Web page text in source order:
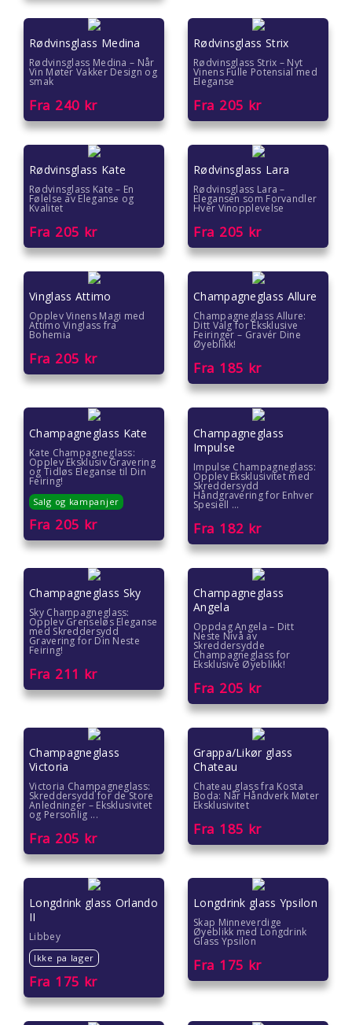
Rødvinsglass Medina
Rødvinsglass Medina – Når
Vin Møter Vakker Design og
smak
Fra 240 kr
Rødvinsglass Strix
Rødvinsglass Strix – Nyt
Vinens Fulle Potensial med
Eleganse
Fra 205 kr
Rødvinsglass Kate
Rødvinsglass Kate – En
Følelse av Eleganse og
Kvalitet
Fra 205 kr
Rødvinsglass Lara
Rødvinsglass Lara –
Elegansen som Forvandler
Hver Vinopplevelse
Fra 205 kr
Vinglass Attimo
Opplev Vinens Magi med
Attimo Vinglass fra
Bohemia
Fra 205 kr
Champagneglass Allure
Champagneglass Allure:
Ditt Valg for Eksklusive
Feiringer – Gravér Dine
Øyeblikk!
Fra 185 kr
Champagneglass Kate
Kate Champagneglass:
Opplev Eksklusiv Gravering
og Tidløs Eleganse til Din
Feiring!
Salg og kampanjer
Fra 205 kr
Champagneglass
Impulse
Impulse Champagneglass:
Opplev Eksklusivitet med
Skreddersydd
Håndgravering for Enhver
Spesiell ...
Fra 182 kr
Champagneglass Sky
Sky Champagneglass:
Opplev Grenseløs Eleganse
med Skreddersydd
Gravering for Din Neste
Feiring!
Fra 211 kr
Champagneglass
Angela
Oppdag Angela – Ditt
Neste Nivå av
Skreddersydde
Champagneglass for
Eksklusive Øyeblikk!
Fra 205 kr
Champagneglass
Victoria
Victoria Champagneglass:
Skreddersydd for de Store
Anledninger – Eksklusivitet
og Personlig ...
Fra 205 kr
Grappa/Likør glass
Chateau
Chateau glass fra Kosta
Boda: Når Håndverk Møter
Eksklusivitet
Fra 185 kr
Longdrink glass Orlando
II
Libbey
Ikke pa lager
Fra 175 kr
Longdrink glass Ypsilon
Skap Minneverdige
Øyeblikk med Longdrink
Glass Ypsilon
Fra 175 kr